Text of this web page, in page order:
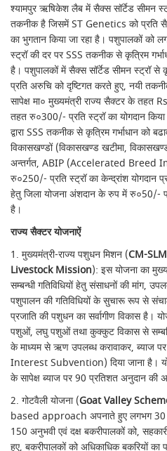
श्यामपुर ऋषिकेश लैब में सैक्स सॉर्टेड सीमन
तकनीक है जिसमें ST Genetics को प्रति
का भुगतान किया जा रहा है। पशुपालकों को
स्ट्रॉ की दर पर SSS तकनीक से कृत्रिम
है। पशुपालकों में सैक्स सॉर्टेड सीमन स्ट्रॉ से
प्रति अरुचि को दृष्टिगत करते हुए, नयी
सापेक्ष मा० मुख्यमंत्री राज्य सैक्टर के तहत
तहत रु०300/- प्रति स्ट्रॉ का योगदान
द्वारा SSS तकनीक से कृत्रिम गर्भाधान को
विकासखण्डों (विकासखण्ड खटीमा,
अन्तर्गत, ABIP (Accelerated
रु०250/- प्रति स्ट्रॉ का केन्द्रांश योगदान
हेतु जिला योजना अंशदान के रुप में रु०50/-
है।
राज्य सैक्टर योजनाऐं
1. मुख्यमंत्री-राज्य पशुधन मिशन (CM-
Livestock Mission): इस योजना का
सम्बन्धी गतिविधियों हेतु संसाधनों की मांग,
पशुपालन की गतिविधियों के सुचारू रूप से
प्रजाति की पशुधन का सर्वागीण विकास है।
पशुओं, लघु पशुओं तथा कुक्कुट विकास से
के माध्यम से ऋण उपलब्ध करावाकर, ब्याज
Interest Subvention) दिया जाना है।
के सापेक्ष ब्याज पर 90 प्रतिशत अनुदान की
2. गोटवैली योजना (Goat Valley
based approach अपनाते हुए लगभग 30
150 अनुभवी एवं दक्ष बकरीपालकों को,
हुए, बकरीपालकों को अधिकाधिक बकरियों